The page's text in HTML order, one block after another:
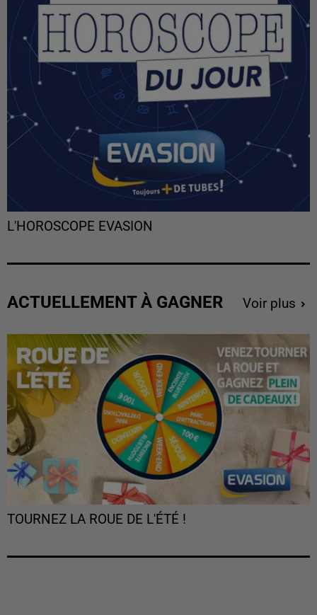
L'HOROSCOPE EVASION
ACTUELLEMENT À GAGNER Voir plus
TOURNEZ LA ROUE DE L'ÉTÉ !